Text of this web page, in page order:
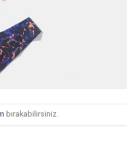
bırakabilirsiniz.